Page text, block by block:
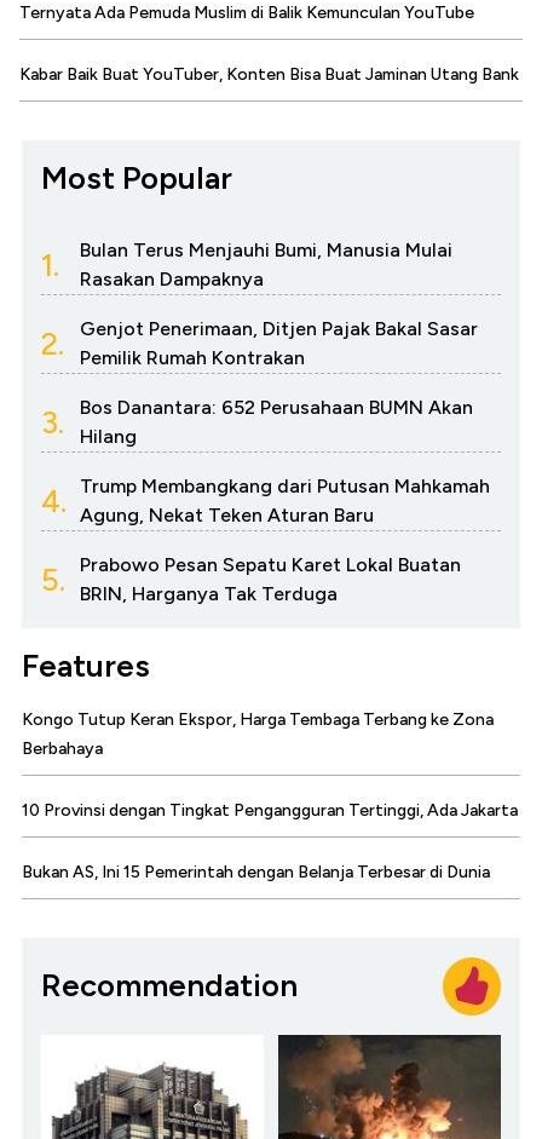
Ternyata Ada Pemuda Muslim di Balik Kemunculan YouTube
Kabar Baik Buat YouTuber, Konten Bisa Buat Jaminan Utang Bank
Most Popular
1.
Bulan Terus Menjauhi Bumi, Manusia Mulai
Rasakan Dampaknya
2.
Genjot Penerimaan, Ditjen Pajak Bakal Sasar
Pemilik Rumah Kontrakan
3.
Bos Danantara: 652 Perusahaan BUMN Akan
Hilang
4.
Trump Membangkang dari Putusan Mahkamah
Agung, Nekat Teken Aturan Baru
5.
Prabowo Pesan Sepatu Karet Lokal Buatan
BRIN, Harganya Tak Terduga
Features
Kongo Tutup Keran Ekspor, Harga Tembaga Terbang ke Zona
Berbahaya
10 Provinsi dengan Tingkat Pengangguran Tertinggi, Ada Jakarta
Bukan AS, Ini 15 Pemerintah dengan Belanja Terbesar di Dunia
Recommendation